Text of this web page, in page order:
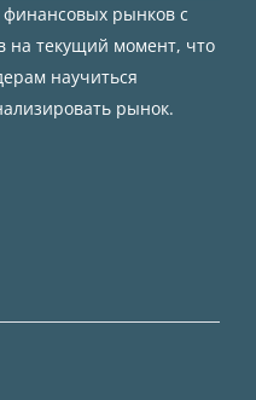
финансовых рынков с
на текущий момент, что
научиться
рынок.